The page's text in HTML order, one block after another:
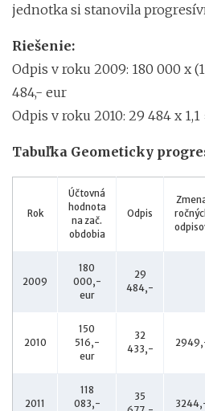
jednotka si stanovila
Riešenie:
Odpis v roku 2009: 180 000 x
484,- eur
Odpis v roku 2010: 29 484 x 1,1
Tabuľka Geometicky
Rok
Účtovná
hodnota
na zač.
obdobia
Odpis
2009
180
000,-
eur
29
484,-
2010
150
516,-
eur
32
433,-
2011
118
083,-
35